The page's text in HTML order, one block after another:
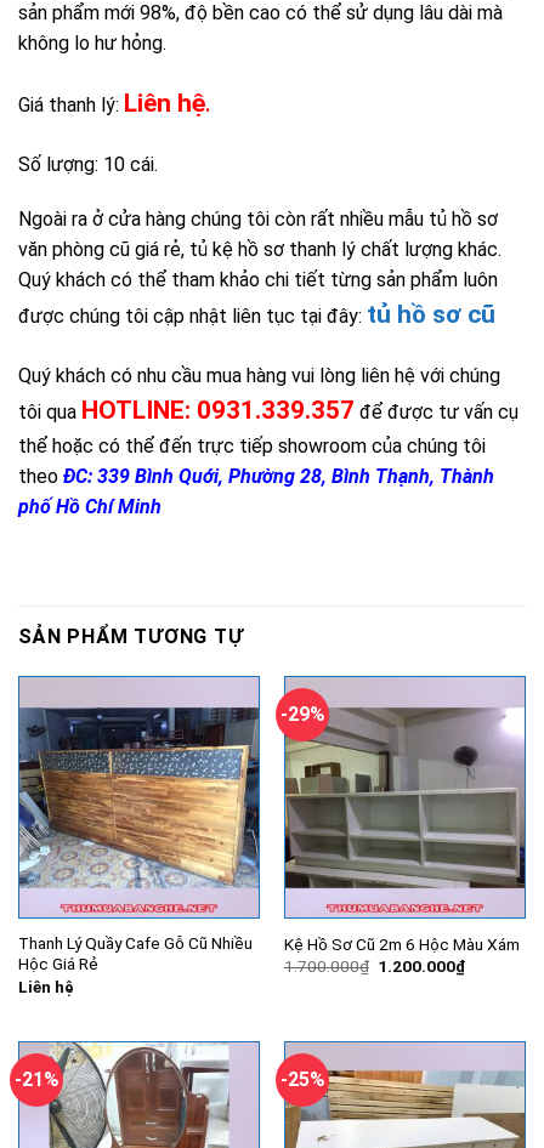
sản phẩm mới 98%, độ bền cao có thể sử dụng lâu dài mà
không lo hư hỏng.
Giá thanh lý: Liên hệ.
Số lượng: 10 cái.
Ngoài ra ở cửa hàng chúng tôi còn rất nhiều mẫu tủ hồ sơ
văn phòng cũ giá rẻ, tủ kệ hồ sơ thanh lý chất lượng khác.
Quý khách có thể tham khảo chi tiết từng sản phẩm luôn
được chúng tôi cập nhật liên tục tại đây: tủ hồ sơ cũ
Quý khách có nhu cầu mua hàng vui lòng liên hệ với chúng
tôi qua HOTLINE: 0931.339.357 để được tư vấn cụ
thể hoặc có thể đến trực tiếp showroom của chúng tôi
theo ĐC: 339 Bình Quới, Phường 28, Bình Thạnh, Thành
phố Hồ Chí Minh
SẢN PHẨM TƯƠNG TỰ
Thanh Lý Quầy Cafe Gỗ Cũ Nhiều
Hộc Giá Rẻ
Liên hệ
-29%
Kệ Hồ Sơ Cũ 2m 6 Hộc Màu Xám
1.700.000₫ Giá
1.200.000₫Giá
hiện
-21% -25%